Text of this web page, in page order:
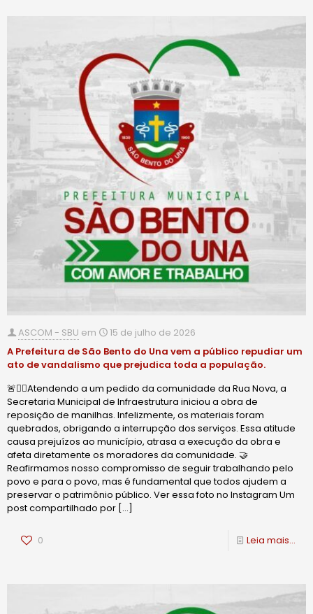
ASCOM - SBU em
15 de julho de 2026
A Prefeitura de São Bento do Una vem a público repudiar um
ato de vandalismo que prejudica toda a população.
🚨✍🏻Atendendo a um pedido da comunidade da Rua Nova, a
Secretaria Municipal de Infraestrutura iniciou a obra de
reposição de manilhas. Infelizmente, os materiais foram
quebrados, obrigando a interrupção dos serviços. Essa atitude
causa prejuízos ao município, atrasa a execução da obra e
afeta diretamente os moradores da comunidade. 🤝
Reafirmamos nosso compromisso de seguir trabalhando pelo
povo e para o povo, mas é fundamental que todos ajudem a
preservar o patrimônio público. Ver essa foto no Instagram Um
post compartilhado por […]
0 Leia mais...